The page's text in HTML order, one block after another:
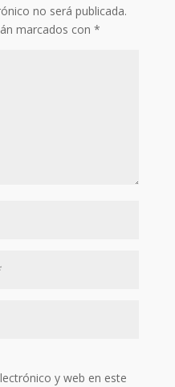
no será publicada.
marcados con *
y web en este